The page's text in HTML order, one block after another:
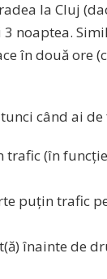
la Cluj
noaptea.
în două ore
când ai
(în
puțin trafic
înainte de